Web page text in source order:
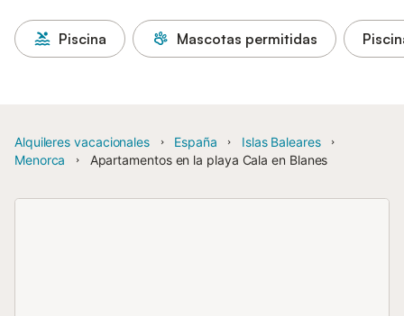
Piscina Mascotas permitidas
Alquileres vacacionales España
Islas Baleares
Menorca
Apartamentos en la playa Cala en Blanes